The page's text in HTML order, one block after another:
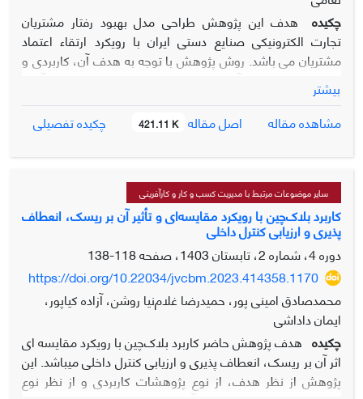
شناسایی گردید که هرمضمون اصلی از چندین زیر مضمون بشرح
متن مقاله تشکیل شده است.
چکیده
هدف این پژوهش طراحی مدل بهبود رفتار مشتریان
تجارت الکترونیکی صنایع دستی ایران با رویکرد ارتقاء اعتماد
مشتریان می باشد. روش پژوهش با توجه به هدف آن، کاربردی و
از حیث شیوه اجرا، آمیخته (کیفی-کمی) و از نظر روش گردآوری
آماری پژوهش در بخش کیفی، شامل 19 نفر از خبرگان که شامل
اساتید دانشگاهی رشته مدیریت بازاریابی، صنایع دستی و مدیران
ارشد شرکت های صادرکننده محصولات صنایع دستی ایران می
باشند که با استفاده از نمونه گیری غیرتصادفی و به صورت گلولة
برفی، برای مصاحبه انتخاب شدند. جامعه آماری در بخش کمی،
شامل 11 نفر از اساتید دانشگاهی رشته مدیریت بازاریابی، صنایع
دستی و مدیران ارشد شرکت های صادرکننده محصولات صنایع
دستی ایران می باشند که با استفاده از نمونه‌گیری غیراحتمالی
انتخاب شدند. برای گردآوری اطلاعات در بخش کیفی از مصاحبه
نیمه ساختاریافته استفاده شد. برای تجزیه و تحلیل داده‎ها در بخش
کیفی ابتدا از تحلیل محتوا برای کدگذاری مصاحبه‌ها و در بخش
خودتعاملی استفاده شد. در بخش کیفی 16 تم فرعی و هفت تم
اصلی (شاخص) استخراج شد. در بخش کمی نیز مدلی چهار
سطحی بدست آمد که تاثیرگذارترین شاخص این مدل ارتباط و
بیشتر
مشاهده مقاله
اصل مقاله 421.11 K چکیده تفصیلی
سایر موضوعات مرتبط با مدیریت کسب و کار و کارآفرینی
کاربرد بلاک‌چین با رویکرد مقایسه‌ای و تأثیر آن بر ریسک، انعطاف
پذیری و ارزیابی کنترل داخلی
دوره 4، شماره 2، تابستان 1403، صفحه
118-138
https://doi.org/10.22034/jvcbm.2023.414358.1170
محمدصادق امینی پور، حمیدرضا غلام‌نیا روشن، آزاده کیاپور،
ایمان داداشی
چکیده هدف پژوهش حاضر کاربرد بلاک‌چین با رویکرد مقایسه ای
اثر آن بر ریسک، انعطاف پذیری و ارزیابی کنترل داخلی می­باشد. این
پژوهش از نظر هدف، از نوع پژوهشات کاربردی و از نظر نوع